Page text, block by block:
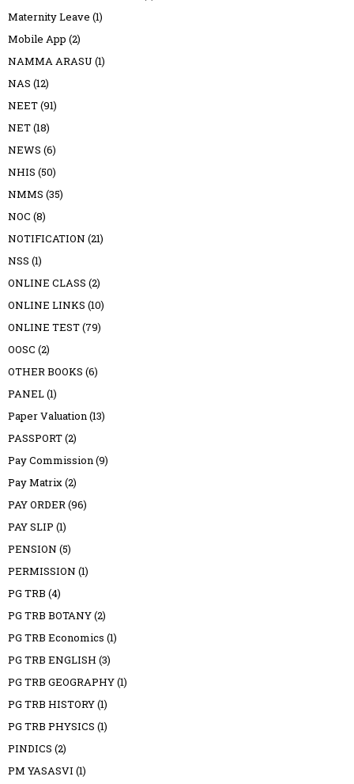
Maternity Leave (1)
Mobile App (2)
NAMMA ARASU (1)
NAS (12)
NEET(91)
NET(18)
NEWS (6)
NHIS (50)
NMMS (35)
NOC (8)
NOTIFICATION (21)
NSS (1)
ONLINE CLASS (2)
ONLINE LINKS (10)
ONLINE TEST(79)
OOSC (2)
OTHER BOOKS (6)
PANEL(1)
Paper Valuation(13)
PASSPORT(2)
Pay Commission(9)
Pay Matrix(2)
PAY ORDER(96)
PAY SLIP (1)
PENSION (5)
PERMISSION (1)
PG TRB (4)
PG TRB BOTANY(2)
PG TRB Economics (1)
PG TRB ENGLISH (3)
PG TRB GEOGRAPHY(1)
PG TRB HISTORY(1)
PG TRB PHYSICS (1)
PINDICS (2)
PM YASASVI (1)